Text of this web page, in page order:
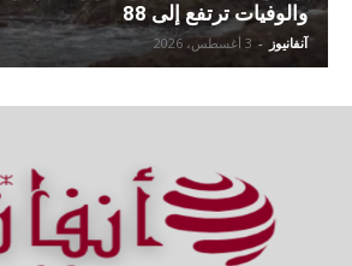
والوفيات ترتفع إلى 88
آنفانيوز - 3 أغسطس، 2026